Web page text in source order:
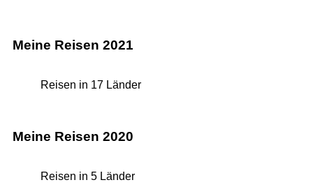
Meine Reisen 2021
Reisen in 17 Länder
Meine Reisen 2020
Reisen in 5 Länder